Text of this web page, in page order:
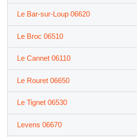
Le Bar-sur-Loup 06620
Le Broc 06510
Le Cannet 06110
Le Rouret 06650
Le Tignet 06530
Levens 06670